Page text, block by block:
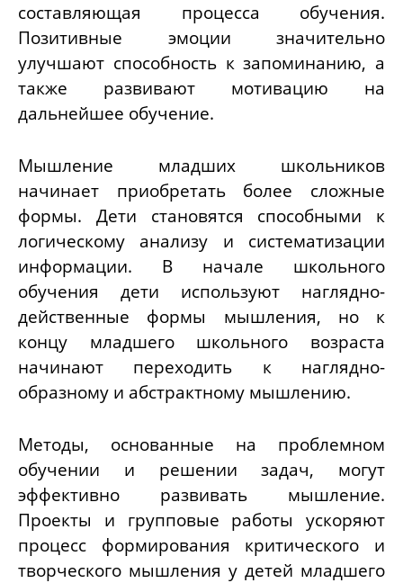
составляющая процесса обучения.
Позитивные эмоции значительно
улучшают способность к запоминанию, а
также развивают мотивацию на
дальнейшее обучение.
Мышление младших школьников
начинает приобретать более сложные
формы. Дети становятся способными к
логическому анализу и систематизации
информации. В начале школьного
обучения дети используют наглядно-
действенные формы мышления, но к
концу младшего школьного возраста
начинают переходить к наглядно-
образному и абстрактному мышлению.
Методы, основанные на проблемном
обучении и решении задач, могут
эффективно развивать мышление.
Проекты и групповые работы ускоряют
процесс формирования критического и
творческого мышления у детей младшего